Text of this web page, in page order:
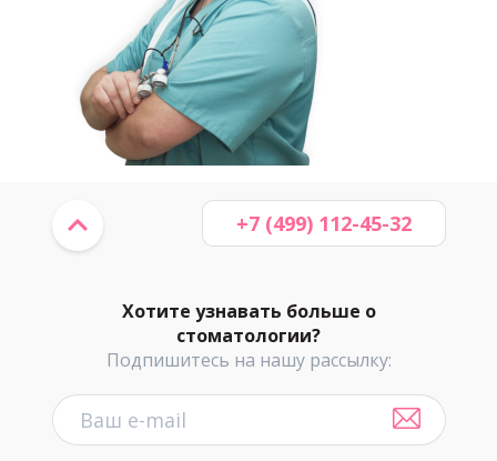
Хотите узнавать больше о
стоматологии?
Подпишитесь на нашу рассылку:
+7 (499) 112-45-32